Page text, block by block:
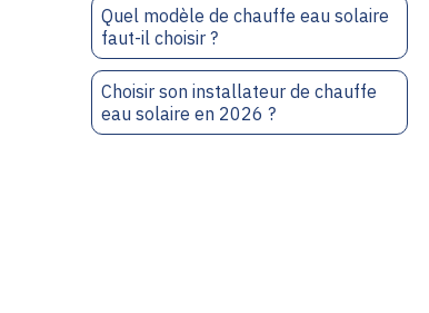
Quel modèle de chauffe eau solaire
faut-il choisir ?
Choisir son installateur de chauffe
eau solaire en 2026 ?